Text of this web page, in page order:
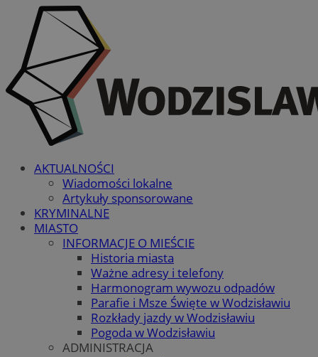
AKTUALNOŚCI
Wiadomości lokalne
Artykuły sponsorowane
KRYMINALNE
MIASTO
INFORMACJE O MIEŚCIE
Historia miasta
Ważne adresy i telefony
Harmonogram wywozu odpadów
Parafie i Msze Święte w Wodzisławiu
Rozkłady jazdy w Wodzisławiu
Pogoda w Wodzisławiu
ADMINISTRACJA